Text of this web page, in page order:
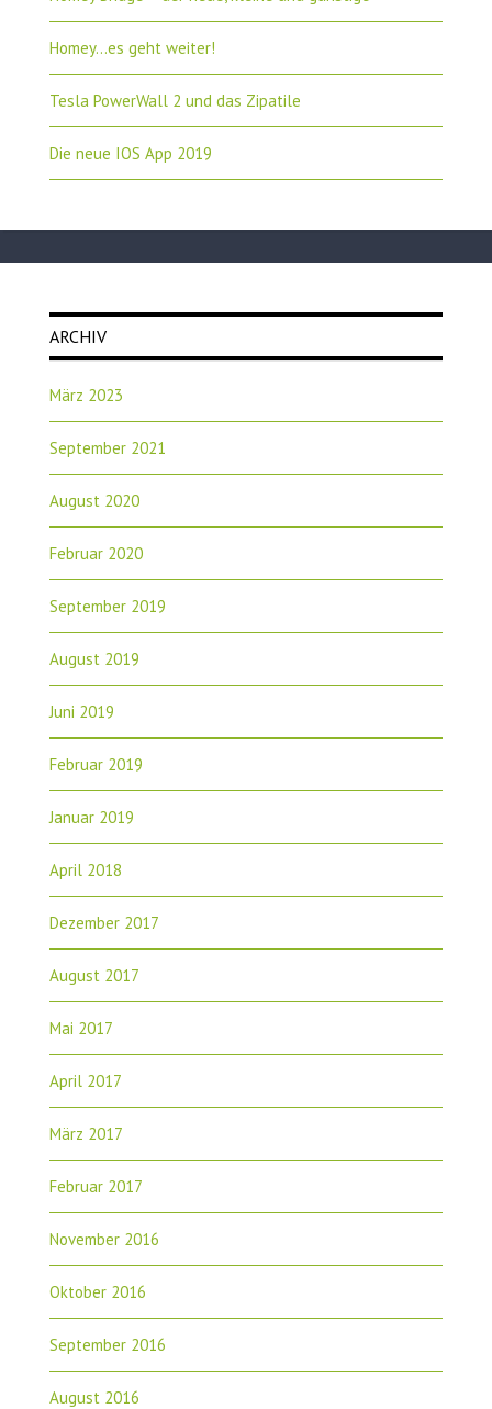
Homey…es geht weiter!
Tesla PowerWall 2 und das Zipatile
Die neue IOS App 2019
ARCHIV
März 2023
September 2021
August 2020
Februar 2020
September 2019
August 2019
Juni 2019
Februar 2019
Januar 2019
April 2018
Dezember 2017
August 2017
Mai 2017
April 2017
März 2017
Februar 2017
November 2016
Oktober 2016
September 2016
August 2016